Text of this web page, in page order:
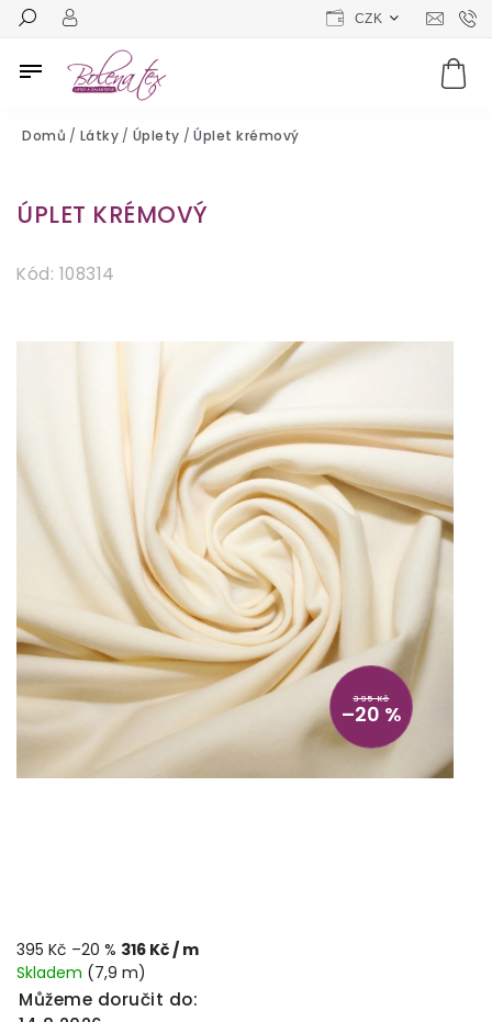
CZK
Domů / Látky / Úplety / Úplet krémový
ÚPLET KRÉMOVÝ
Kód: 108314
395 Kč
–20 %
395 Kč –20 % 316 Kč/ m
Skladem (7,9 m)
Můžeme doručit do: